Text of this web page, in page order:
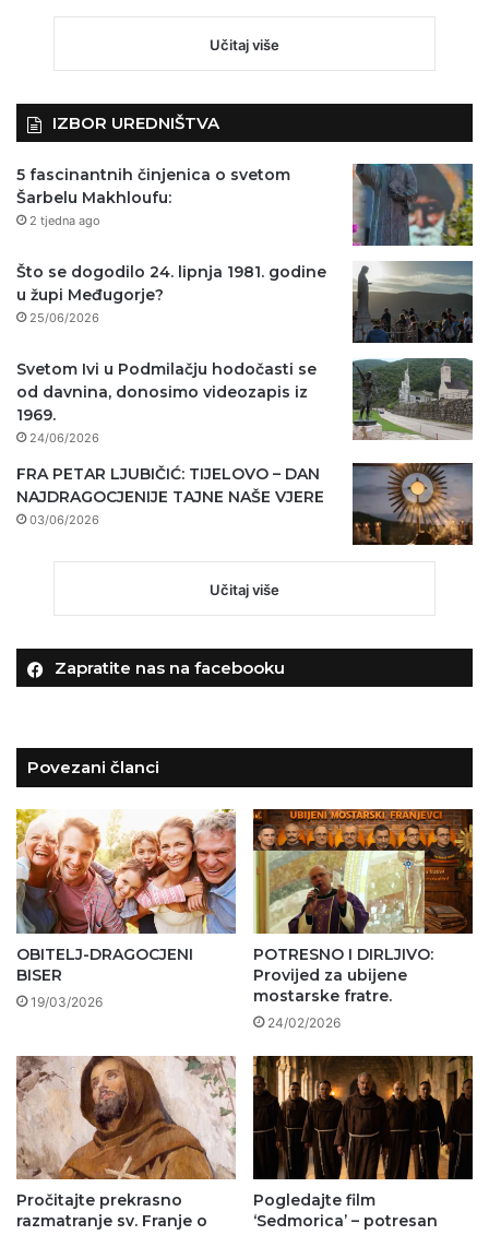
Učitaj više
IZBOR UREDNIŠTVA
5 fascinantnih činjenica o svetom
Šarbelu Makhloufu:
2 tjedna ago
Što se dogodilo 24. lipnja 1981. godine
u župi Međugorje?
25/06/2026
Svetom Ivi u Podmilačju hodočasti se
od davnina, donosimo videozapis iz
1969.
24/06/2026
FRA PETAR LJUBIČIĆ: TIJELOVO – DAN
NAJDRAGOCJENIJE TAJNE NAŠE VJERE
03/06/2026
Učitaj više
Zapratite nas na facebooku
Povezani članci
OBITELJ-DRAGOCJENI
BISER
19/03/2026
POTRESNO I DIRLJIVO:
Provijed za ubijene
mostarske fratre.
24/02/2026
Pročitajte prekrasno
razmatranje sv. Franje o
Pogledajte film
‘Sedmorica’ – potresan